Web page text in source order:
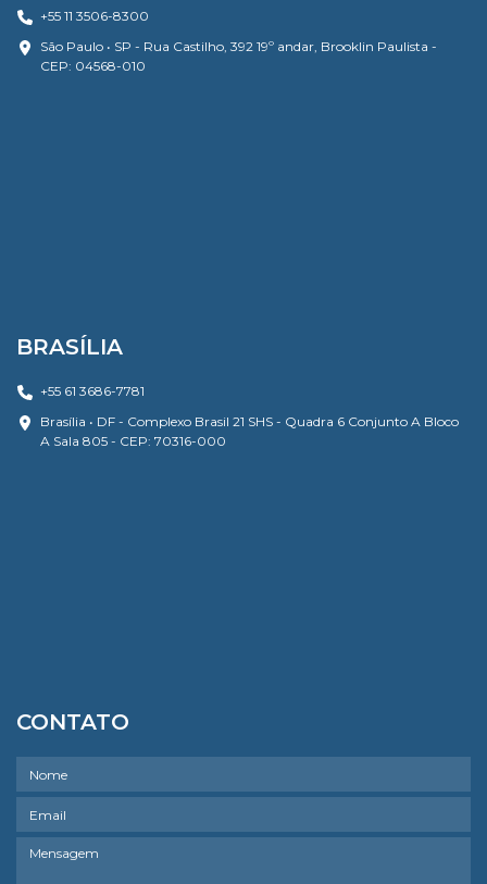
+55 11 3506-8300
São Paulo • SP - Rua Castilho, 392 19º andar, Brooklin Paulista -
CEP: 04568-010
BRASÍLIA
+55 61 3686-7781
Brasília • DF - Complexo Brasil 21 SHS - Quadra 6 Conjunto A Bloco
A Sala 805 - CEP: 70316-000
CONTATO